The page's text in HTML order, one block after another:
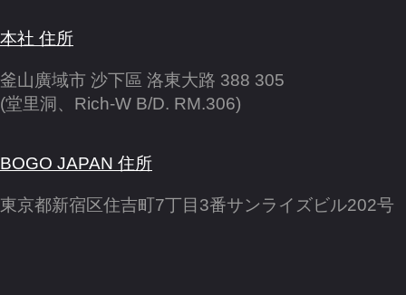
本社 住所
釜山廣域市 沙下區 洛東大路 388 305
(堂里洞、Rich-W B/D. RM.306)
BOGO JAPAN 住所
東京都新宿区住吉町7丁目3番サンライズビル202号